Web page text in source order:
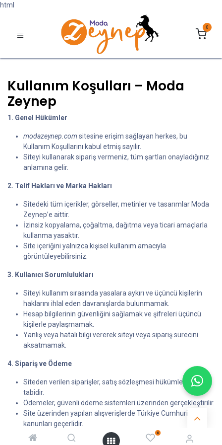
html
0
0
Kullanım Koşulları – Moda
Zeynep
1. Genel Hükümler
modazeynep.com sitesine erişim sağlayan herkes, bu
Kullanım Koşullarını kabul etmiş sayılır.
Siteyi kullanarak sipariş vermeniz, tüm şartları onayladığınız
anlamına gelir.
2. Telif Hakları ve Marka Hakları
Sitedeki tüm içerikler, görseller, metinler ve tasarımlar Moda
Zeynep’e aittir.
İzinsiz kopyalama, çoğaltma, dağıtma veya ticari amaçlarla
kullanma yasaktır.
Site içeriğini yalnızca kişisel kullanım amacıyla
görüntüleyebilirsiniz.
3. Kullanıcı Sorumlulukları
Siteyi kullanım sırasında yasalara aykırı ve üçüncü kişilerin
haklarını ihlal eden davranışlarda bulunmamak.
Hesap bilgilerinin güvenliğini sağlamak ve şifreleri üçüncü
kişilerle paylaşmamak.
Yanlış veya hatalı bilgi vererek siteyi veya sipariş sürecini
aksatmamak.
4. Sipariş ve Ödeme
Siteden verilen siparişler, satış sözleşmesi hükümlerine
tabidir.
Ödemeler, güvenli ödeme sistemleri üzerinden gerçekleştirilir.
Site üzerinden yapılan alışverişlerde Türkiye Cumhuriyeti
kanunları geçerlidir.
5. Sitede Değişiklik Hakkı